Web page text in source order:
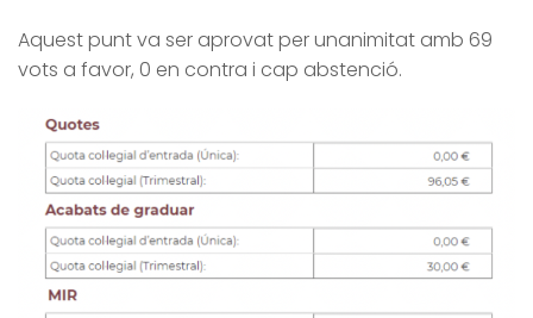
Aquest punt va ser aprovat per unanimitat amb 69
vots a favor, 0 en contra i cap abstenció.